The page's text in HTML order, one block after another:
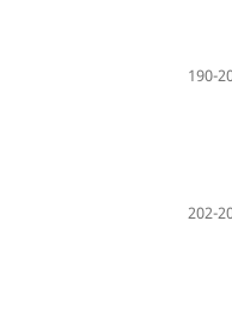
190-
202-